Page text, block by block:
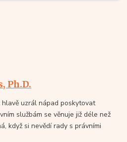
Ph.D.
uzrál nápad poskytovat
službám se věnuje již déle než
když si nevědí rady s právními